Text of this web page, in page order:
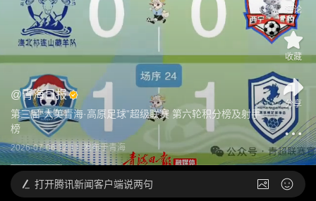
@青海日报
第三届“大美青海·高原足球”超级联赛 第六轮积分榜及射手
榜
2026-07-06 12:11 发布于青海
评论
收藏
分享
打开腾讯新闻客户端说两句